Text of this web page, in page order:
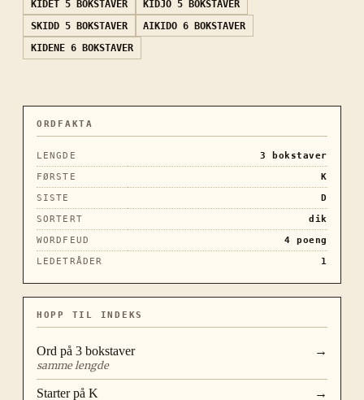
KIDET 5 BOKSTAVER KIDJO 5 BOKSTAVER
SKIDD 5 BOKSTAVER AIKIDO 6 BOKSTAVER
KIDENE 6 BOKSTAVER
ORDFAKTA
LENGDE 3
bokstaver
FØRSTE
K
SISTE
D
SORTERT
dik
WORDFEUD
4 poeng
LEDETRÅDER
1
HOPP TIL INDEKS
Ord på 3 bokstaver
samme lengde
→
Starter på K →